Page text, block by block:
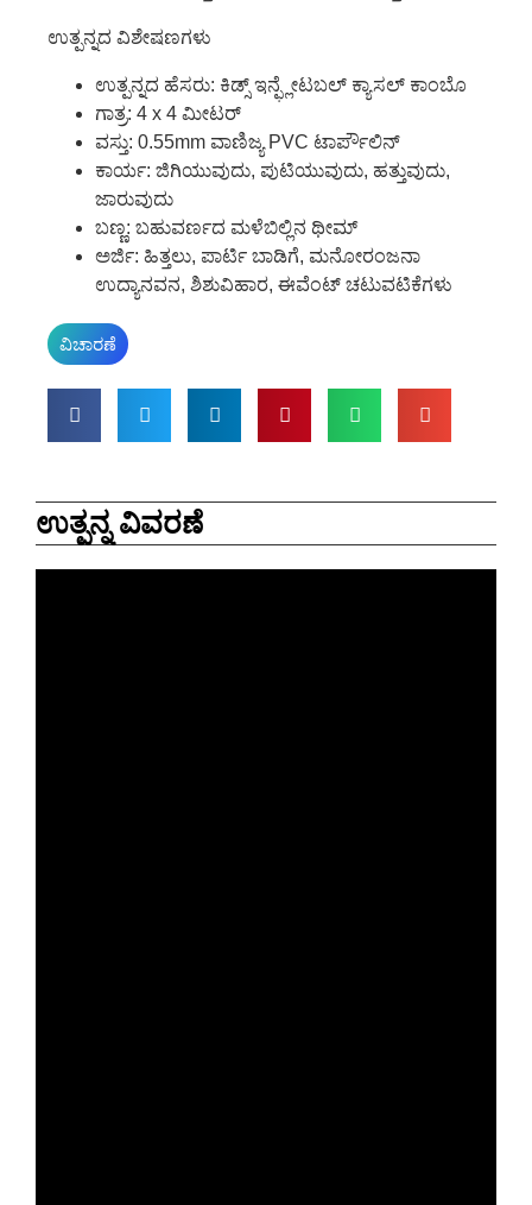
ಉತ್ಪನ್ನದ ವಿಶೇಷಣಗಳು
ಉತ್ಪನ್ನದ ಹೆಸರು: ಕಿಡ್ಸ್ ಇನ್ಫ್ಲೇಟಬಲ್ ಕ್ಯಾಸಲ್ ಕಾಂಬೊ
ಗಾತ್ರ: 4 x 4 ಮೀಟರ್
ವಸ್ತು: 0.55mm ವಾಣಿಜ್ಯ PVC ಟಾರ್ಪೌಲಿನ್
ಕಾರ್ಯ: ಜಿಗಿಯುವುದು, ಪುಟಿಯುವುದು, ಹತ್ತುವುದು,
ಜಾರುವುದು
ಬಣ್ಣ: ಬಹುವರ್ಣದ ಮಳೆಬಿಲ್ಲಿನ ಥೀಮ್
ಅರ್ಜಿ: ಹಿತ್ತಲು, ಪಾರ್ಟಿ ಬಾಡಿಗೆ, ಮನೋರಂಜನಾ
ಉದ್ಯಾನವನ, ಶಿಶುವಿಹಾರ, ಈವೆಂಟ್ ಚಟುವಟಿಕೆಗಳು
ವಿಚಾರಣೆ
ಉತ್ಪನ್ನ ವಿವರಣೆ